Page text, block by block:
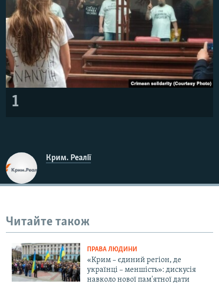
ІНФОГРАФІКА
ДОЛУЧАЙСЯ!
Усі сайти RFE/RL
1
Крим. Реалії
Читайте також
ПРАВА ЛЮДИНИ
«Крим – єдиний регіон, де
українці – меншість»: дискусія
навколо нової пам'ятної дати